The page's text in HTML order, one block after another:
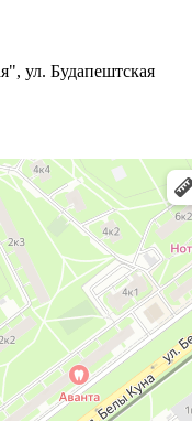
ул. Будапештская